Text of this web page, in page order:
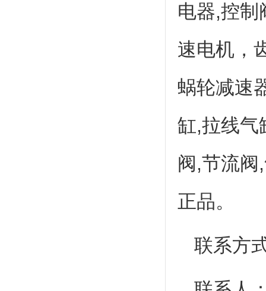
电器,控制
速电机，
蜗轮减速
缸,拉线气
阀,节流阀,
正品。
联系方